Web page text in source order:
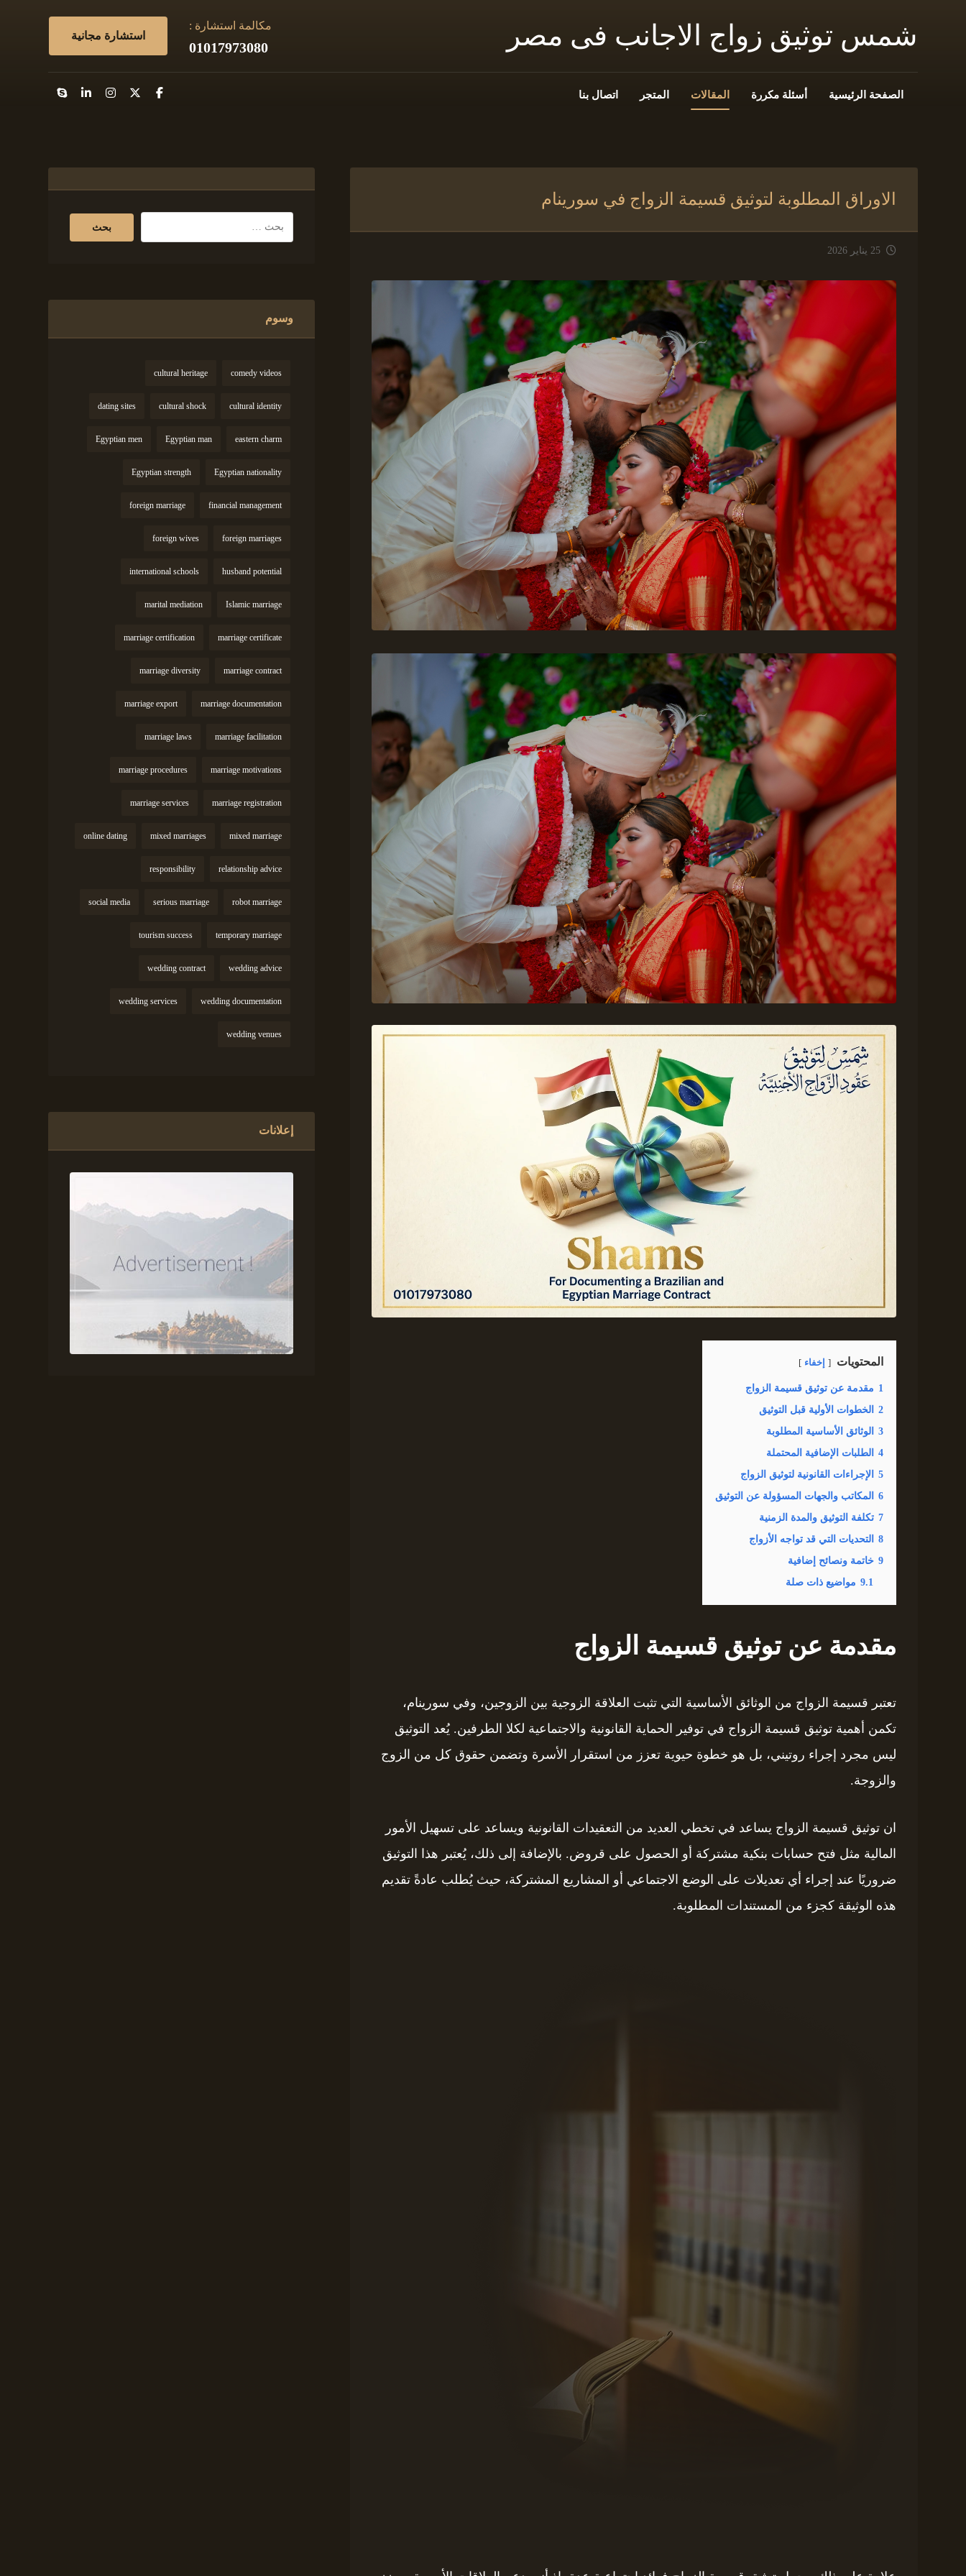
شمس توثيق زواج الاجانب فى مصر استشارة مجانية
مكالمة استشارة :
01017973080
الصفحة الرئيسية أسئلة مكررة المقالات المتجر اتصال بنا
الاوراق المطلوبة لتوثيق قسيمة الزواج في سورينام
25 يناير 2026
المحتويات إخفاء
1 مقدمة عن توثيق قسيمة الزواج
2
الخطوات الأولية قبل التوثيق
3
الوثائق الأساسية المطلوبة
4
الطلبات الإضافية المحتملة
5
الإجراءات القانونية لتوثيق الزواج
6
المكاتب والجهات المسؤولة عن التوثيق
7 تكلفة التوثيق والمدة الزمنية
8
التحديات التي قد تواجه الأزواج
9 خاتمة ونصائح إضافية
9.1 مواضيع ذات صلة
مقدمة عن توثيق قسيمة الزواج
تعتبر قسيمة الزواج من الوثائق الأساسية التي تثبت العلاقة الزوجية بين الزوجين، وفي سورينام،
تكمن أهمية توثيق قسيمة الزواج في توفير الحماية القانونية والاجتماعية لكلا الطرفين. يُعد التوثيق
ليس مجرد إجراء روتيني، بل هو خطوة حيوية تعزز من استقرار الأسرة وتضمن حقوق كل من الزوج
والزوجة.
ان توثيق قسيمة الزواج يساعد في تخطي العديد من التعقيدات القانونية ويساعد على تسهيل الأمور
المالية مثل فتح حسابات بنكية مشتركة أو الحصول على قروض. بالإضافة إلى ذلك، يُعتبر هذا التوثيق
ضروريًا عند إجراء أي تعديلات على الوضع الاجتماعي أو المشاريع المشتركة، حيث يُطلب عادةً تقديم
هذه الوثيقة كجزء من المستندات المطلوبة.
وسوم
comedy videos
cultural heritage
cultural identity
cultural shock
dating sites
eastern charm
Egyptian man
Egyptian men
Egyptian nationality
Egyptian strength
financial management
foreign marriage
foreign marriages
foreign wives
husband potential
international schools
Islamic marriage
marital mediation
marriage certificate
marriage certification
marriage contract
marriage diversity
marriage documentation
marriage export
marriage facilitation
marriage laws
marriage motivations
marriage procedures
marriage registration
marriage services
mixed marriage
mixed marriages
online dating
relationship advice
responsibility
robot marriage
serious marriage
social media
temporary marriage
tourism success
wedding advice
wedding contract
wedding documentation
wedding services
wedding venues
إعلانات